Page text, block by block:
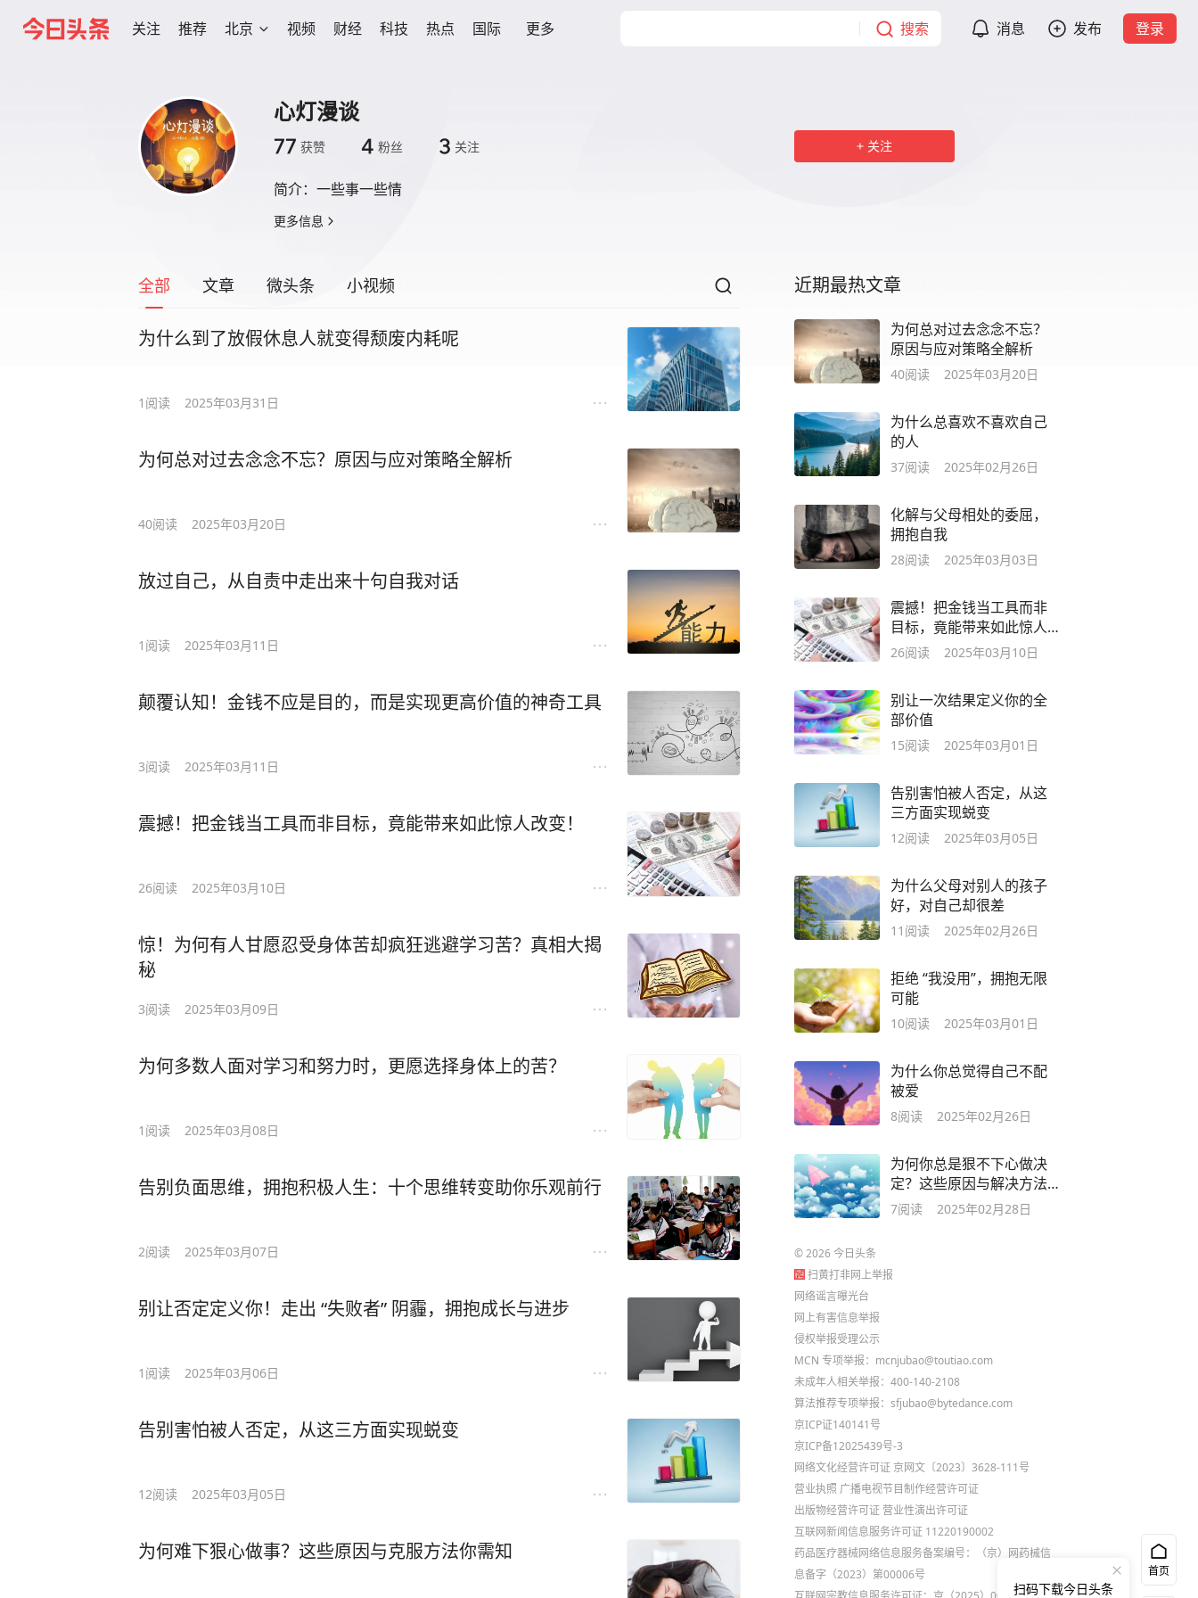
关注 推荐 北京 视频 财经 科技 热点 国际 更多 搜索 消息 发布 登录
心灯漫谈
77 获赞 4 粉丝 3 关注
简介： 一些事一些情
更多信息
关注
全部 文章 微头条 小视频
为什么到了放假休息人就变得颓废内耗呢
1 阅读 2025年03月31日
为何总对过去念念不忘？原因与应对策略全解析
40阅读 2025年03月20日
放过自己，从自责中走出来十句自我对话
1 阅读 2025年03月11日
颠覆认知！金钱不应是目的，而是实现更高价值的神奇工具
3阅读 2025年03月11日
震撼！把金钱当工具而非目标，竟能带来如此惊人改变！
26阅读 2025年03月10日
惊！为何有人甘愿忍受身体苦却疯狂逃避学习苦？真相大揭
秘
3阅读 2025年03月09日
为何多数人面对学习和努力时，更愿选择身体上的苦？
1 阅读 2025年03月08日
告别负面思维，拥抱积极人生：十个思维转变助你乐观前行
2阅读 2025年03月07日
别让否定定义你！走出 “失败者” 阴霾，拥抱成长与进步
1 阅读 2025年03月06日
告别害怕被人否定，从这三方面实现蜕变
12阅读 2025年03月05日
为何难下狠心做事？这些原因与克服方法你需知
近期最热文章
为何总对过去念念不忘？
原因与应对策略全解析
40阅读 2025年03月20日
为什么总喜欢不喜欢自己
的人
37阅读 2025年02月26日
化解与父母相处的委屈，
拥抱自我
28阅读 2025年03月03日
震撼！把金钱当工具而非
目标，竟能带来如此惊人
改变！
26阅读 2025年03月10日
别让一次结果定义你的全
部价值
15阅读 2025年03月01日
告别害怕被人否定，从这
三方面实现蜕变
12阅读 2025年03月05日
为什么父母对别人的孩子
好，对自己却很差
11 阅读 2025年02月26日
拒绝 “我没用”，拥抱无限
可能
10阅读 2025年03月01日
为什么你总觉得自己不配
被爱
8阅读 2025年02月26日
为何你总是狠不下心做决
定？这些原因与解决方法
你必须知道！
7阅读 2025年02月28日
©2026今日头条
扫黄打非网上举报
网络谣言曝光台
网上有害信息举报
侵权举报受理公示
MCN 专项举报：mcnjubao@toutiao.com
未成年人相关举报：400-140-2108
算法推荐专项举报：sfjubao@bytedance.com
京ICP证140141号
京ICP备12025439号-3
网络文化经营许可证 京网文〔2023〕3628-111号
营业执照 广播电视节目制作经营许可证
出版物经营许可证 营业性演出许可证
互联网新闻信息服务许可证 11220190002
药品医疗器械网络信息服务备案编号：（京）网药械信
息备字（2023）第00006号
首页
扫码下载今日头条